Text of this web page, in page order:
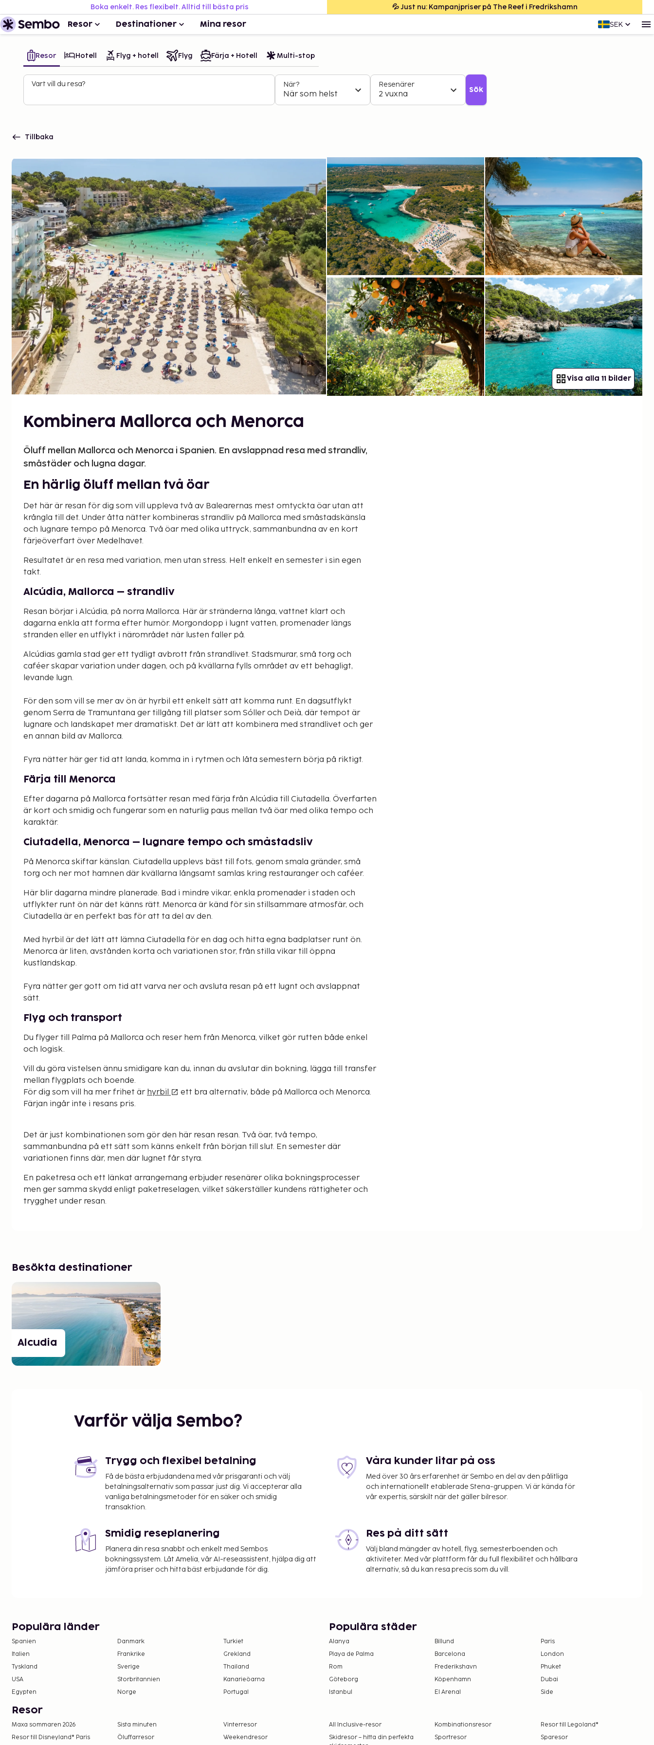
Boka enkelt. Res flexibelt. Alltid till bästa pris 💦 Just nu: Kampanjpriser på The Reef i Fredrikshamn
Resor Destinationer Mina resor SEK
Resor Hotell Flyg + hotell Flyg Färja + Hotell Multi-stop
Vart vill du resa? När?
När som helst
Resenärer
2 vuxna Sök
Tillbaka
Visa alla 11 bilder
Kombinera Mallorca och Menorca
Öluff mellan Mallorca och Menorca i Spanien. En avslappnad resa med strandliv,
småstäder och lugna dagar.
En härlig öluff mellan två öar
Det här är resan för dig som vill uppleva två av Balearernas mest omtyckta öar utan att
krångla till det. Under åtta nätter kombineras strandliv på Mallorca med småstadskänsla
och lugnare tempo på Menorca. Två öar med olika uttryck, sammanbundna av en kort
färjeöverfart över Medelhavet.
Resultatet är en resa med variation, men utan stress. Helt enkelt en semester i sin egen
takt.
Alcúdia, Mallorca – strandliv
Resan börjar i Alcúdia, på norra Mallorca. Här är stränderna långa, vattnet klart och
dagarna enkla att forma efter humör. Morgondopp i lugnt vatten, promenader längs
stranden eller en utflykt i närområdet när lusten faller på.
Alcúdias gamla stad ger ett tydligt avbrott från strandlivet. Stadsmurar, små torg och
caféer skapar variation under dagen, och på kvällarna fylls området av ett behagligt,
levande lugn.
För den som vill se mer av ön är hyrbil ett enkelt sätt att komma runt. En dagsutflykt
genom Serra de Tramuntana ger tillgång till platser som Sóller och Deià, där tempot är
lugnare och landskapet mer dramatiskt. Det är lätt att kombinera med strandlivet och ger
en annan bild av Mallorca.
Fyra nätter här ger tid att landa, komma in i rytmen och låta semestern börja på riktigt.
Färja till Menorca
Efter dagarna på Mallorca fortsätter resan med färja från Alcúdia till Ciutadella. Överfarten
är kort och smidig och fungerar som en naturlig paus mellan två öar med olika tempo och
karaktär.
Ciutadella, Menorca – lugnare tempo och småstadsliv
På Menorca skiftar känslan. Ciutadella upplevs bäst till fots, genom smala gränder, små
torg och ner mot hamnen där kvällarna långsamt samlas kring restauranger och caféer.
Här blir dagarna mindre planerade. Bad i mindre vikar, enkla promenader i staden och
utflykter runt ön när det känns rätt. Menorca är känd för sin stillsammare atmosfär, och
Ciutadella är en perfekt bas för att ta del av den.
Med hyrbil är det lätt att lämna Ciutadella för en dag och hitta egna badplatser runt ön.
Menorca är liten, avstånden korta och variationen stor, från stilla vikar till öppna
kustlandskap.
Fyra nätter ger gott om tid att varva ner och avsluta resan på ett lugnt och avslappnat
sätt.
Flyg och transport
Du flyger till Palma på Mallorca och reser hem från Menorca, vilket gör rutten både enkel
och logisk.
Vill du göra vistelsen ännu smidigare kan du, innan du avslutar din bokning, lägga till transfer
mellan flygplats och boende.
För dig som vill ha mer frihet är hyrbil
ett bra alternativ, både på Mallorca och Menorca.
Färjan ingår inte i resans pris.
Det är just kombinationen som gör den här resan resan. Två öar, två tempo,
sammanbundna på ett sätt som känns enkelt från början till slut. En semester där
variationen finns där, men där lugnet får styra.
En paketresa och ett länkat arrangemang erbjuder resenärer olika bokningsprocesser
men ger samma skydd enligt paketreselagen, vilket säkerställer kundens rättigheter och
trygghet under resan.
Besökta destinationer
Alcudia
Varför välja Sembo?
Trygg och flexibel betalning
Få de bästa erbjudandena med vår prisgaranti och välj
betalningsalternativ som passar just dig. Vi accepterar alla
vanliga betalningsmetoder för en säker och smidig
transaktion.
Våra kunder litar på oss
Med över 30 års erfarenhet är Sembo en del av den pålitliga
och internationellt etablerade Stena-gruppen. Vi är kända för
vår expertis, särskilt när det gäller bilresor.
Smidig reseplanering
Planera din resa snabbt och enkelt med Sembos
bokningssystem. Låt Amelia, vår AI-reseassistent, hjälpa dig att
jämföra priser och hitta bäst erbjudande för dig.
Res på ditt sätt
Välj bland mängder av hotell, flyg, semesterboenden och
aktiviteter. Med vår plattform får du full flexibilitet och hållbara
alternativ, så du kan resa precis som du vill.
Populära länder
Spanien Danmark
Turkiet
Italien
Frankrike
Grekland
Tyskland
Sverige
Thailand
USA
Storbritannien
Kanarieöarna
Egypten
Norge Portugal
Populära städer
Alanya Billund
Paris
Playa de Palma
Barcelona
London
Rom
Frederikshavn
Phuket
Göteborg
Köpenhamn
Dubai
Istanbul
El Arenal Side
Resor
Maxa sommaren 2026 Sista minuten Vinterresor All Inclusive-resor Kombinationsresor
Resor till Legoland®
Resor till Disneyland® Paris
Öluffarresor Weekendresor
Skidresor – hitta din perfekta
Sportresor Sparesor